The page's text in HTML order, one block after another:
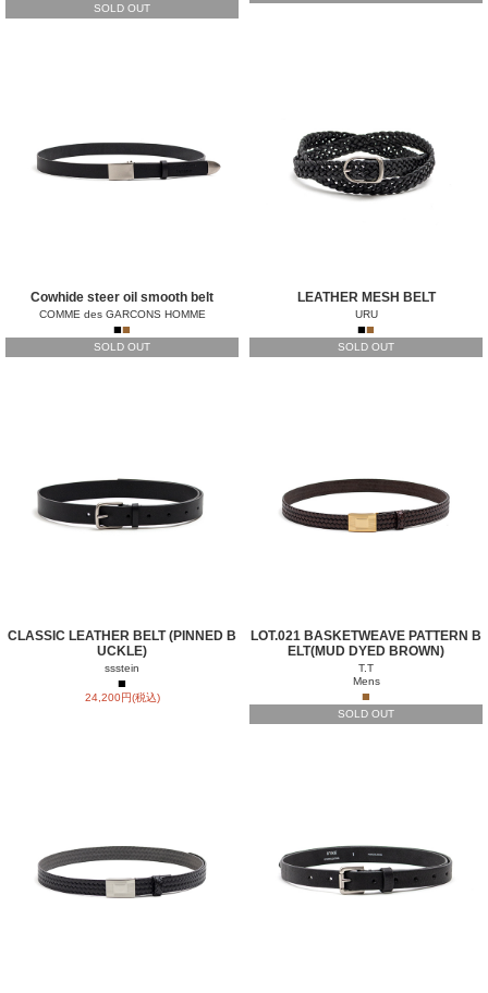
SOLD OUT
Cowhide steer oil smooth belt
COMME des GARCONS HOMME
■■
SOLD OUT
LEATHER MESH BELT
URU
■■
SOLD OUT
CLASSIC LEATHER BELT (PINNED B
UCKLE)
ssstein
■
24,200円(税込)
LOT.021 BASKETWEAVE PATTERN B
ELT(MUD DYED BROWN)
T.T
Mens
■
SOLD OUT